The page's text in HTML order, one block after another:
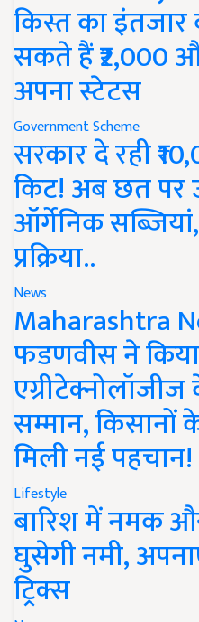
किस्त का
सकते हैं
अपना स्टेटस
Government Scheme
सरकार दे रही
किट! अब छत पर
ऑर्गेनिक
प्रक्रिया..
News
Maharashtra
फडणवीस ने
सम्मान, किसानों
मिली नई पहचान!
Lifestyle
बारिश में नमक
घुसेगी नमी,
ट्रिक्स